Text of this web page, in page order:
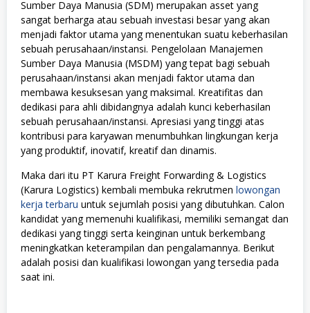
Sumber Daya Manusia (SDM) merupakan asset yang
sangat berharga atau sebuah investasi besar yang akan
menjadi faktor utama yang menentukan suatu keberhasilan
sebuah perusahaan/instansi. Pengelolaan Manajemen
Sumber Daya Manusia (MSDM) yang tepat bagi sebuah
perusahaan/instansi akan menjadi faktor utama dan
membawa kesuksesan yang maksimal. Kreatifitas dan
dedikasi para ahli dibidangnya adalah kunci keberhasilan
sebuah perusahaan/instansi. Apresiasi yang tinggi atas
kontribusi para karyawan menumbuhkan lingkungan kerja
yang produktif, inovatif, kreatif dan dinamis.
Maka dari itu PT Karura Freight Forwarding & Logistics
(Karura Logistics) kembali membuka rekrutmen lowongan
kerja terbaru untuk sejumlah posisi yang dibutuhkan. Calon
kandidat yang memenuhi kualifikasi, memiliki semangat dan
dedikasi yang tinggi serta keinginan untuk berkembang
meningkatkan keterampilan dan pengalamannya. Berikut
adalah posisi dan kualifikasi lowongan yang tersedia pada
saat ini.